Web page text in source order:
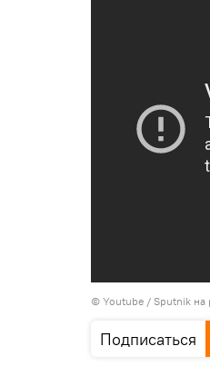
© Youtube / Sputnik на
Подписаться